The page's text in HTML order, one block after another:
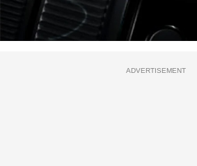
ADVERTISEMENT